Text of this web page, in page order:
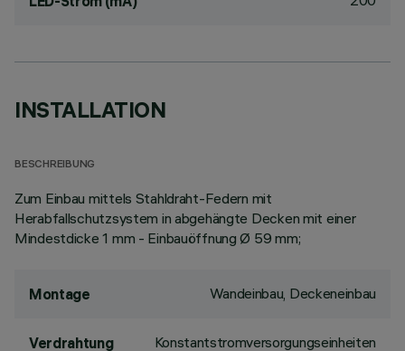
INSTALLATION
BESCHREIBUNG
Zum Einbau mittels Stahldraht-Federn mit
Herabfallschutzsystem in abgehängte Decken mit einer
Mindestdicke 1 mm - Einbauöffnung Ø 59 mm;
Montage Wandeinbau, Deckeneinbau
Verdrahtung
Konstantstromversorgungseinheiten